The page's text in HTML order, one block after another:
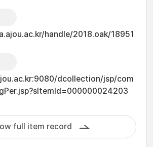
handle/2018.oak/18951
dcollection/jsp/com
full item record